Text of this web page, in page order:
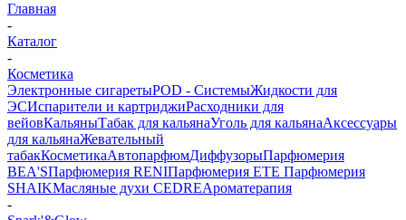
Главная
-
Каталог
-
Косметика
Электронные сигаретыPOD - СистемыЖидкости для
ЭСИспарители и картриджиРасходники для
вейовКальяныТабак для кальянаУголь для кальянаАксессуары
для кальянаЖевательный
табакКосметикаАвтопарфюмДиффузорыПарфюмерия
BEA'SПарфюмерия RENIПарфюмерия ETE Парфюмерия
SHAIKМасляные духи CEDREАроматерапия
-